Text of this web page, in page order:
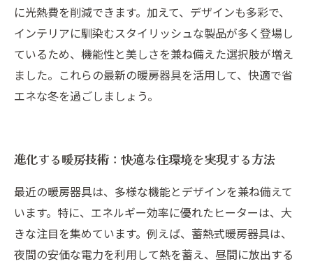
に光熱費を削減できます。加えて、デザインも多彩で、
インテリアに馴染むスタイリッシュな製品が多く登場し
ているため、機能性と美しさを兼ね備えた選択肢が増え
ました。これらの最新の暖房器具を活用して、快適で省
エネな冬を過ごしましょう。
進化する暖房技術：快適な住環境を実現する方法
最近の暖房器具は、多様な機能とデザインを兼ね備えて
います。特に、エネルギー効率に優れたヒーターは、大
きな注目を集めています。例えば、蓄熱式暖房器具は、
夜間の安価な電力を利用して熱を蓄え、昼間に放出する